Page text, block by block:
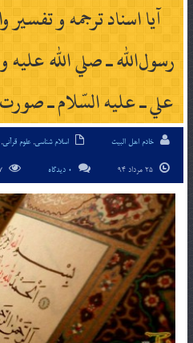
آيا اسناد ترجمه و
رسول‌الله ـ صلي الله
علي ـ عليه السّلام ـ
خادم اهل البیت اسلام شناسی,علوم قرآنی,
0 دیدگاه